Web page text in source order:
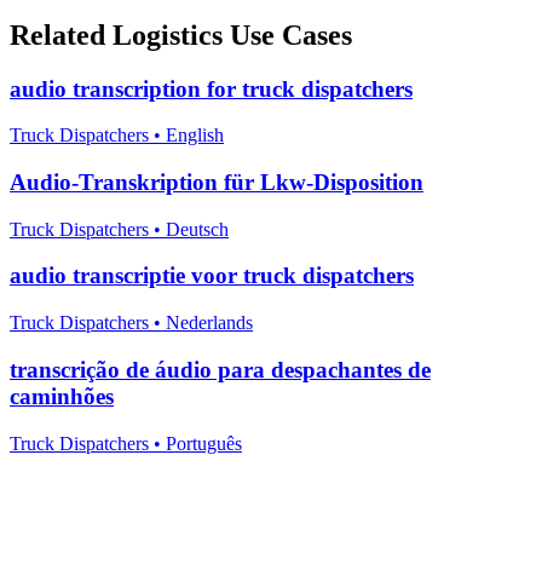
Related Logistics Use Cases
audio transcription for truck dispatchers
Truck Dispatchers • English
Audio-Transkription für Lkw-Disposition
Truck Dispatchers • Deutsch
audio transcriptie voor truck dispatchers
Truck Dispatchers • Nederlands
transcrição de áudio para despachantes de
caminhões
Truck Dispatchers • Português